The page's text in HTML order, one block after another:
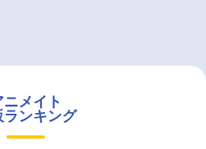
ニメイト
ランキング